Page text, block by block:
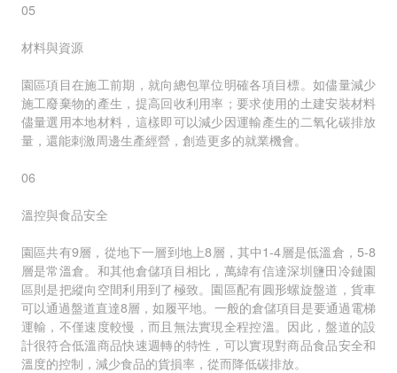
05
材料與資源
園區項目在施工前期，就向總包單位明確各項目標。如儘量減少
施工廢棄物的產生，提高回收利用率；要求使用的土建安裝材料
儘量選用本地材料，這樣即可以減少因運輸產生的二氧化碳排放
量，還能刺激周邊生產經營，創造更多的就業機會。
06
溫控與食品安全
園區共有9層，從地下一層到地上8層，其中1-4層是低溫倉，5-8
層是常溫倉。和其他倉儲項目相比，萬緯有信達深圳鹽田冷鏈園
區則是把縱向空間利用到了極致。園區配有圓形螺旋盤道，貨車
可以通過盤道直達8層，如履平地。一般的倉儲項目是要通過電梯
運輸，不僅速度較慢，而且無法實現全程控溫。因此，盤道的設
計很符合低溫商品快速週轉的特性，可以實現對商品食品安全和
溫度的控制，減少食品的貨損率，從而降低碳排放。